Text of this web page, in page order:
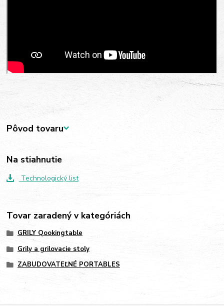
Pôvod tovaru
Na stiahnutie
Technologický list
Tovar zaradený v kategóriách
GRILY Qookingtable
Grily a grilovacie stoly
ZABUDOVATEĽNÉ PORTABLES